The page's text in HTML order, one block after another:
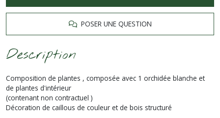
POSER UNE QUESTION
Description
Composition de plantes , composée avec 1 orchidée blanche et
de plantes d'intérieur
(contenant non contractuel )
Décoration de caillous de couleur et de bois structuré